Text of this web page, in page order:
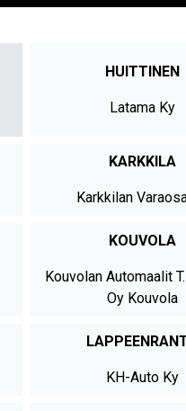
HUITTINEN
Latama Ky
KARKKILA
Karkkilan
KOUVOLA
Kouvolan Automaalit
Oy Kouvola
KH-Auto Ky